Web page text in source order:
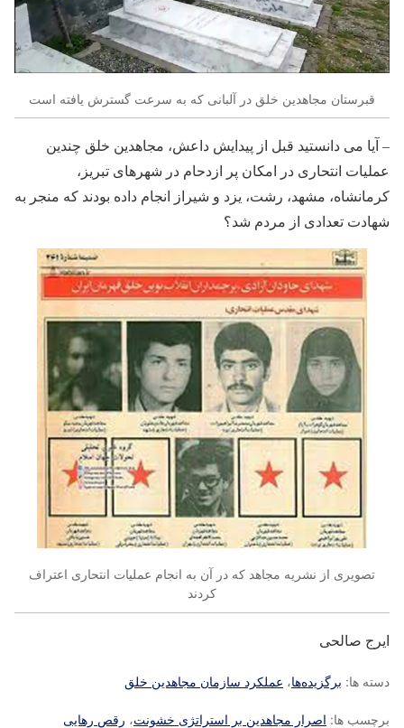
قبرستان مجاهدین خلق در آلبانی که به سرعت گسترش یافته است
– آیا می دانستید قبل از پیدایش داعش، مجاهدین خلق چندین
عملیات انتحاری در امکان پر ازدحام در شهرهای تبریز،
کرمانشاه، مشهد، رشت، یزد و شیراز انجام داده بودند که منجر به
شهادت تعدادی از مردم شد؟
تصویری از نشریه مجاهد که در آن به انجام عملیات انتحاری اعتراف
کردند
ایرج صالحی
دسته ها: برگزیده‌ها، عملکرد سازمان مجاهدین خلق
برچسب ها: اصرار مجاهدین بر استراتژی خشونت، رقص رهایی